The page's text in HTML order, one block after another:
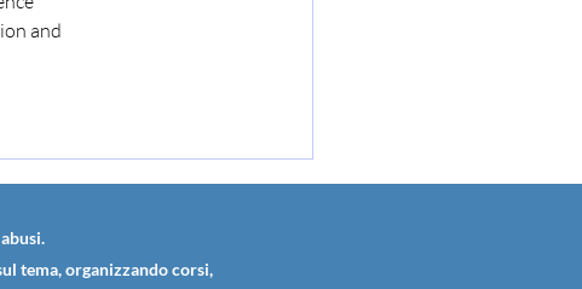
and
tema, organizzando corsi,